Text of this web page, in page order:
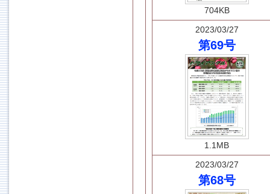
704KB
2023/03/27
第69号
1.1MB
2023/03/27
第68号